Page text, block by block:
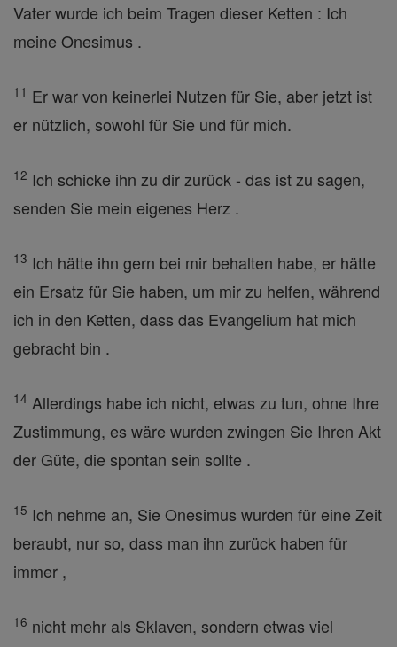
Vater wurde ich beim Tragen dieser Ketten : Ich
meine Onesimus .
11 Er war von keinerlei Nutzen für Sie, aber jetzt ist
er nützlich, sowohl für Sie und für mich.
12 Ich schicke ihn zu dir zurück - das ist zu sagen,
senden Sie mein eigenes Herz .
13 Ich hätte ihn gern bei mir behalten habe, er hätte
ein Ersatz für Sie haben, um mir zu helfen, während
ich in den Ketten, dass das Evangelium hat mich
gebracht bin .
14 Allerdings habe ich nicht, etwas zu tun, ohne Ihre
Zustimmung, es wäre wurden zwingen Sie Ihren Akt
der Güte, die spontan sein sollte .
15 Ich nehme an, Sie Onesimus wurden für eine Zeit
beraubt, nur so, dass man ihn zurück haben für
immer ,
16 nicht mehr als Sklaven, sondern etwas viel